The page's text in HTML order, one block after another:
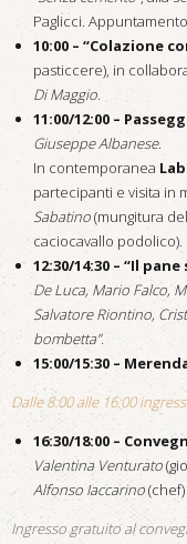
Paglicci.
10:00 – “Colazione
pasticcere), in
Di Maggio.
11:00/12:00 –
Giuseppe Albanese.
In contemporanea
partecipanti e visita in
Sabatino(mungitura
caciocavallo podolico).
12:30/14:30 – “Il
De Luca, Mario Falco,
Salvatore Riontino,
bombetta”.
15:00/15:30 –
Dalle 8:00 alle 16:00
16:30/18:00 –
Valentina Venturato
Alfonso Iaccarino(chef)
Ingresso gratuito al